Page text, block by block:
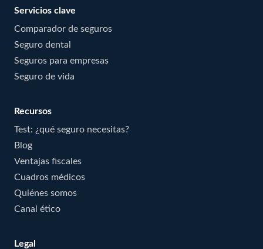
Servicios clave
Comparador de seguros
Seguro dental
Seguros para empresas
Seguro de vida
Recursos
Test: ¿qué seguro necesitas?
Blog
Ventajas fiscales
Cuadros médicos
Quiénes somos
Canal ético
Legal